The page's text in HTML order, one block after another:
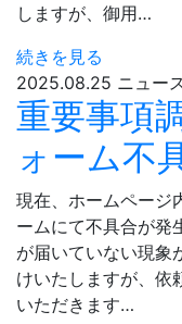
しますが、御用…
続きを見る
2025.08.25 ニュー
重要事項
ォーム不
現在、ホームページ
ームにて不具合が発
が届いていない現象
けいたしますが、依
いただきます…